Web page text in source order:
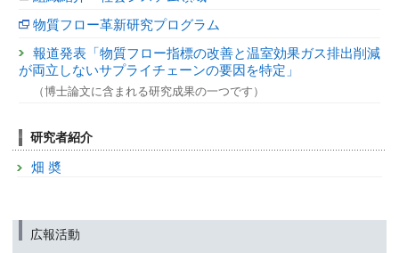
物質フロー革新研究プログラム
報道発表「物質フロー指標の改善と温室効果ガス排出削減
が両立しないサプライチェーンの要因を特定」
（博士論文に含まれる研究成果の一つです）
研究者紹介
畑 奬
広報活動